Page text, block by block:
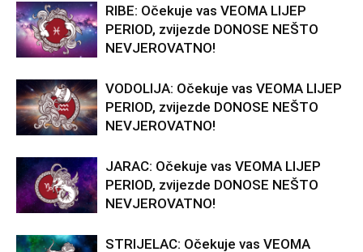
RIBE: Očekuje vas VEOMA LIJEP
PERIOD, zvijezde DONOSE NEŠTO
NEVJEROVATNO!
VODOLIJA: Očekuje vas VEOMA LIJEP
PERIOD, zvijezde DONOSE NEŠTO
NEVJEROVATNO!
JARAC: Očekuje vas VEOMA LIJEP
PERIOD, zvijezde DONOSE NEŠTO
NEVJEROVATNO!
STRIJELAC: Očekuje vas VEOMA